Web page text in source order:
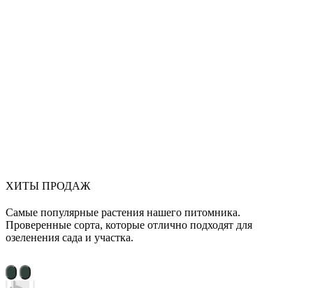
ХИТЫ ПРОДАЖ
Самые популярные растения нашего питомника.
Проверенные сорта, которые отлично подходят для
озеленения сада и участка.